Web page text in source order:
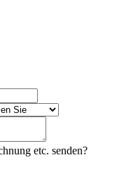
etc. senden?